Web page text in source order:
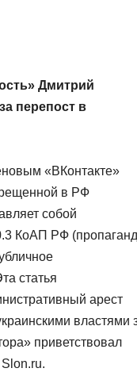
Дмитрий
перепост в
«ВКонтакте»
в РФ
собой
КоАП РФ
статья
арест
властями
приветствовал